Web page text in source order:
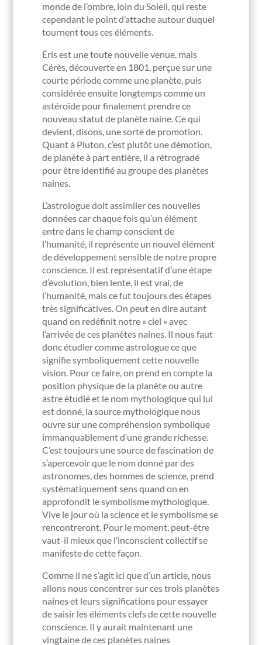
monde de l’ombre, loin du Soleil, qui reste
cependant le point d’attache autour duquel
tournent tous ces éléments.
Éris est une toute nouvelle venue, mais
Cérès, découverte en 1801, perçue sur une
courte période comme une planète, puis
considérée ensuite longtemps comme un
astéroïde pour finalement prendre ce
nouveau statut de planète naine. Ce qui
devient, disons, une sorte de promotion.
Quant à Pluton, c’est plutôt une démotion,
de planète à part entière, il a rétrogradé
pour être identifié au groupe des planètes
naines.
L’astrologue doit assimiler ces nouvelles
données car chaque fois qu’un élément
entre dans le champ conscient de
l’humanité, il représente un nouvel élément
de développement sensible de notre propre
conscience. Il est représentatif d’une étape
d’évolution, bien lente, il est vrai, de
l’humanité, mais ce fut toujours des étapes
très significatives. On peut en dire autant
quand on redéfinit notre « ciel » avec
l’arrivée de ces planètes naines. Il nous faut
donc étudier comme astrologue ce que
signifie symboliquement cette nouvelle
vision. Pour ce faire, on prend en compte la
position physique de la planète ou autre
astre étudié et le nom mythologique qui lui
est donné, la source mythologique nous
ouvre sur une compréhension symbolique
immanquablement d’une grande richesse.
C’est toujours une source de fascination de
s’apercevoir que le nom donné par des
astronomes, des hommes de science, prend
systématiquement sens quand on en
approfondit le symbolisme mythologique.
Vive le jour où la science et le symbolisme se
rencontreront. Pour le moment, peut-être
vaut-il mieux que l’inconscient collectif se
manifeste de cette façon.
Comme il ne s’agit ici que d’un article, nous
allons nous concentrer sur ces trois planètes
naines et leurs significations pour essayer
de saisir les éléments clefs de cette nouvelle
conscience. Il y aurait maintenant une
vingtaine de ces planètes naines